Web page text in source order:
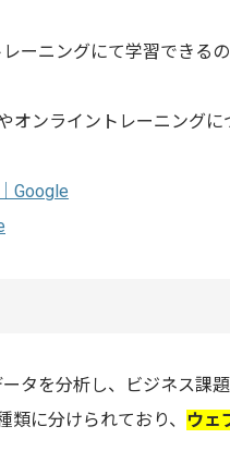
ーニングにて学習できる
オンライントレーニング
Google
タを分析し、ビジネス課
に分けられており、 ウェ